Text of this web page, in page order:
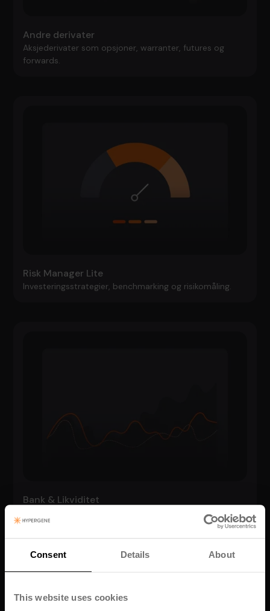
Consent Details About
This website uses cookies
Andre derivater
Aksjederivater som opsjoner, warranter, futures og
forwards.
Risk Manager Lite
Investeringsstrategier, benchmarking og risikomåling.
Bank & Likviditet